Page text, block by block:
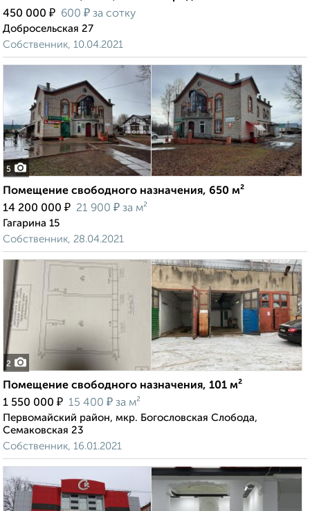
450 000 ₽ 600 ₽ за сотку
Добросельская 27
Собственник, 10.04.2021
5
Помещение свободного назначения, 650 м²
14 200 000 ₽ 21 900 ₽ за м²
Гагарина 15
Собственник, 28.04.2021
2
Помещение свободного назначения, 101 м²
1 550 000 ₽ 15 400 ₽ за м²
Первомайский район, мкр. Богословская Слобода,
Семаковская 23
Собственник, 16.01.2021